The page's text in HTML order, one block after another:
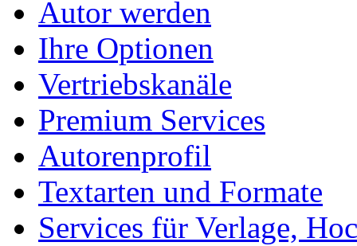
Autor werden
Ihre Optionen
Vertriebskanäle
Premium Services
Autorenprofil
Textarten und Formate
Services für Verlage,